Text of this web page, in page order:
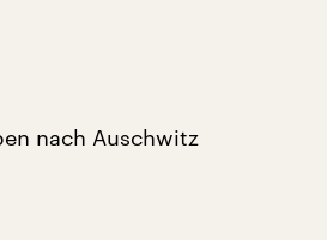
nach Auschwitz